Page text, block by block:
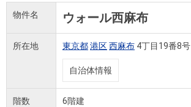
（電子ブ
物件名 ウォール西麻布
所在地 東京都港区西麻布 4丁目19番8号
自治体情報
階数 6階建